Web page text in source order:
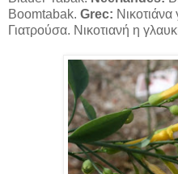
Boomtabak. Grec:
Γιατρούσα. Νικοτιανή η